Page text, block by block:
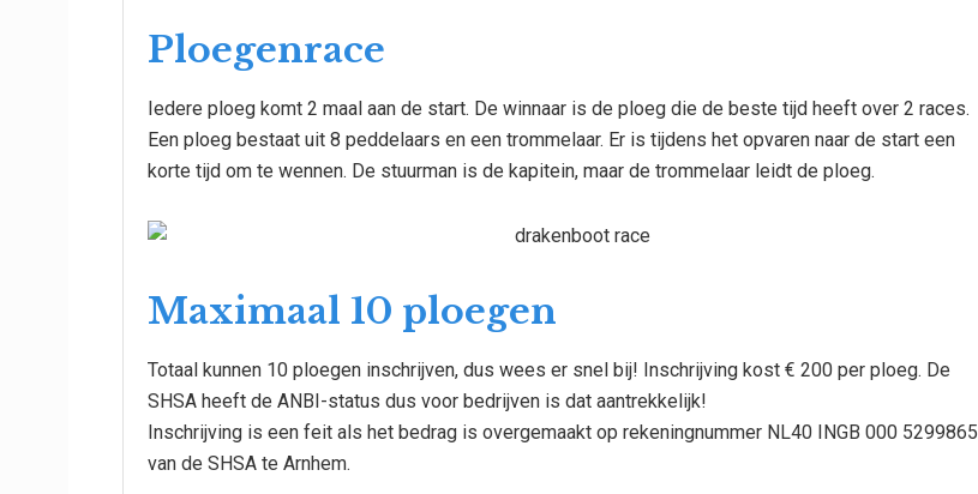
Ploegenrace
Iedere ploeg komt 2 maal aan de start. De winnaar is de ploeg die de beste tijd heeft over 2 races.
Een ploeg bestaat uit 8 peddelaars en een trommelaar. Er is tijdens het opvaren naar de start een
korte tijd om te wennen. De stuurman is de kapitein, maar de trommelaar leidt de ploeg.
Maximaal 10 ploegen
Totaal kunnen 10 ploegen inschrijven, dus wees er snel bij! Inschrijving kost € 200 per ploeg. De
SHSA heeft de ANBI-status dus voor bedrijven is dat aantrekkelijk!
Inschrijving is een feit als het bedrag is overgemaakt op rekeningnummer NL40 INGB 000 5299865
van de SHSA te Arnhem.